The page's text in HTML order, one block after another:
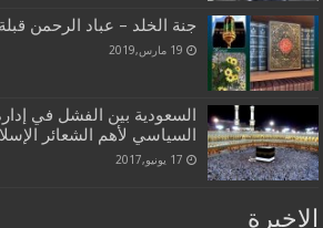
جنة الخلد – عباد الرحمن
19 مارس,2019
السعودية بين الفشل في
السياسي لأهم الشعائر
17 يونيو,2017
الاخيرة